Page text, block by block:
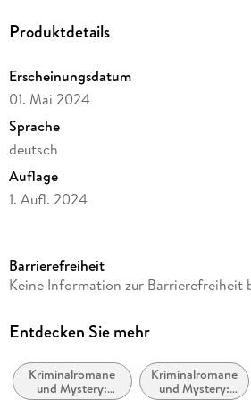
Produktdetails
Erscheinungsdatum
01. Mai 2024
Sprache
deutsch
Auflage
1. Aufl. 2024
Dateigröße
Laufzeit
Altersempfehlung
Barrierefreiheit
Keine Information zur Barrierefreiheit
Entdecken Sie mehr
Kriminalromane
und Mystery:
Kriminalromane
und Mystery: